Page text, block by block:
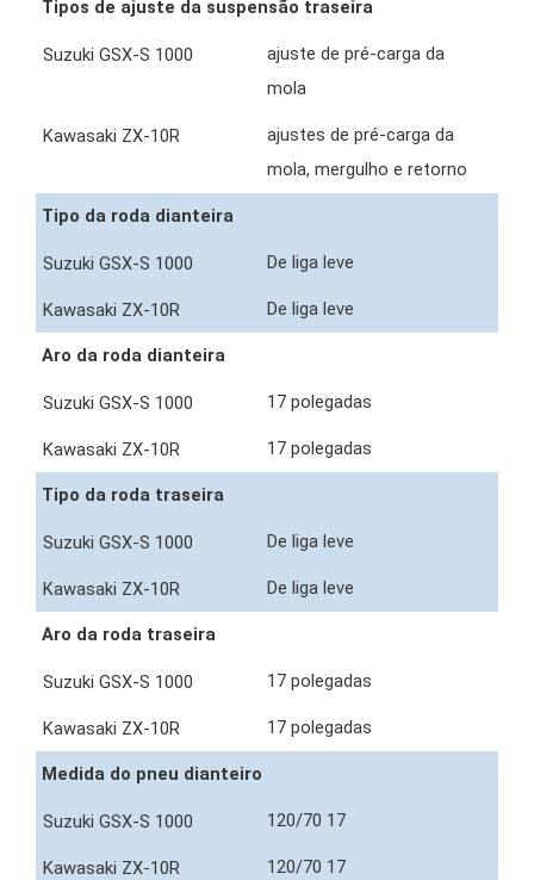
Tipos de ajuste da suspensão traseira
ajuste de pré-carga da
mola
ajustes de pré-carga da
mola, mergulho e retorno
Tipo da roda dianteira
De liga leve
De liga leve
Aro da roda dianteira
17 polegadas
17 polegadas
Tipo da roda traseira
De liga leve
De liga leve
Aro da roda traseira
17 polegadas
17 polegadas
Medida do pneu dianteiro
120/70 17
120/70 17